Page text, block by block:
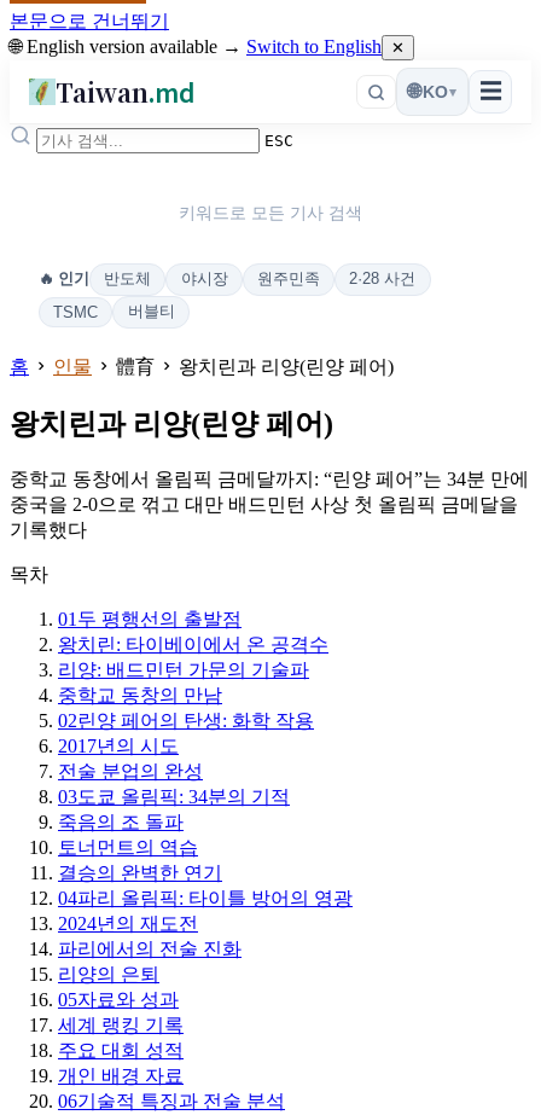
본문으로 건너뛰기
🌐 English version available → Switch to English ✕
Taiwan.md ☰
🌐KO▾
ESC
키워드로 모든 기사 검색
🔥 인기 반도체 야시장 원주민족
2·28 사건
TSMC
버블티
홈 인물 體育 왕치린과 리양(린양 페어)
왕치린과 리양(린양 페어)
중학교 동창에서 올림픽 금메달까지: “린양 페어”는 34분 만에
중국을 2-0으로 꺾고 대만 배드민턴 사상 첫 올림픽 금메달을
기록했다
목차
01 두 평행선의 출발점
왕치린: 타이베이에서 온 공격수
리양: 배드민턴 가문의 기술파
중학교 동창의 만남
02린양 페어의 탄생: 화학 작용
2017년의 시도
전술 분업의 완성
03도쿄 올림픽: 34분의 기적
죽음의 조 돌파
토너먼트의 역습
결승의 완벽한 연기
04파리 올림픽: 타이틀 방어의 영광
2024년의 재도전
파리에서의 전술 진화
리양의 은퇴
05자료와 성과
세계 랭킹 기록
주요 대회 성적
개인 배경 자료
06기술적 특징과 전술 분석